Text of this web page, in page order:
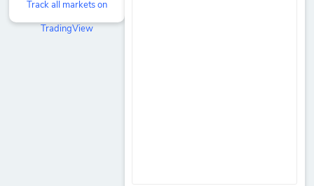
Track all markets on
TradingView